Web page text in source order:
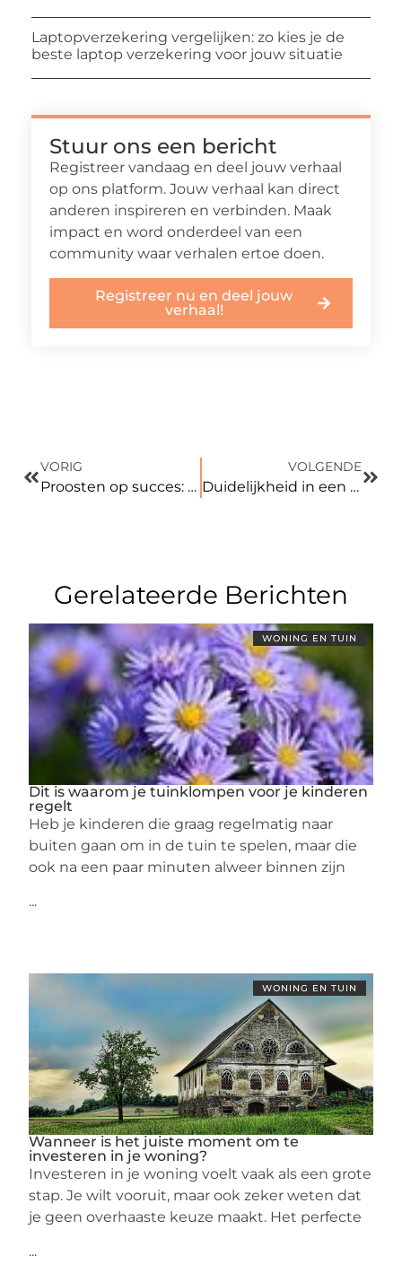
Laptopverzekering vergelijken: zo kies je de
beste laptop verzekering voor jouw situatie
Stuur ons een bericht
Registreer vandaag en deel jouw verhaal
op ons platform. Jouw verhaal kan direct
anderen inspireren en verbinden. Maak
impact en word onderdeel van een
community waar verhalen ertoe doen.
Registreer nu en deel jouw
verhaal!
VORIG
Proosten op succes: zo organiseer je een bedrijfsborrel waar nog lang over wordt nagepraat
VOLGENDE
Duidelijkheid in een dynamisch vak: afspraken en groei in de beveiliging
Gerelateerde Berichten
WONING EN TUIN
Dit is waarom je tuinklompen voor je kinderen
regelt
Heb je kinderen die graag regelmatig naar
buiten gaan om in de tuin te spelen, maar die
ook na een paar minuten alweer binnen zijn
...
WONING EN TUIN
Wanneer is het juiste moment om te
investeren in je woning?
Investeren in je woning voelt vaak als een grote
stap. Je wilt vooruit, maar ook zeker weten dat
je geen overhaaste keuze maakt. Het perfecte
...